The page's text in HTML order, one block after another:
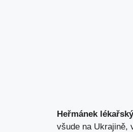
Heřmánek
všude na Ukrajině,